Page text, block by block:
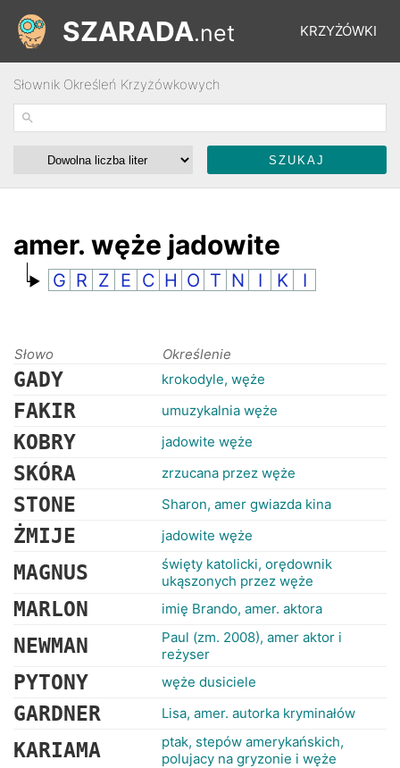
KRZYŻÓWKI
ŁAMIGŁÓWKI
SZARADA.net
Słownik Określeń Krzyżówkowych
amer. węże jadowite
G R Z E C H O T N I K I
Słowo Określenie
GADY krokodyle, węże
FAKIR umuzykalnia węże
KOBRY jadowite węże
SKÓRA zrzucana przez węże
STONE Sharon, amer gwiazda kina
ŻMIJE jadowite węże
MAGNUS
święty katolicki, orędownik
ukąszonych przez węże
MARLON imię Brando, amer. aktora
NEWMAN
Paul (zm. 2008), amer aktor i
reżyser
PYTONY węże dusiciele
GARDNER Lisa, amer. autorka kryminałów
KARIAMA
ptak, stepów amerykańskich,
polujacy na gryzonie i węże